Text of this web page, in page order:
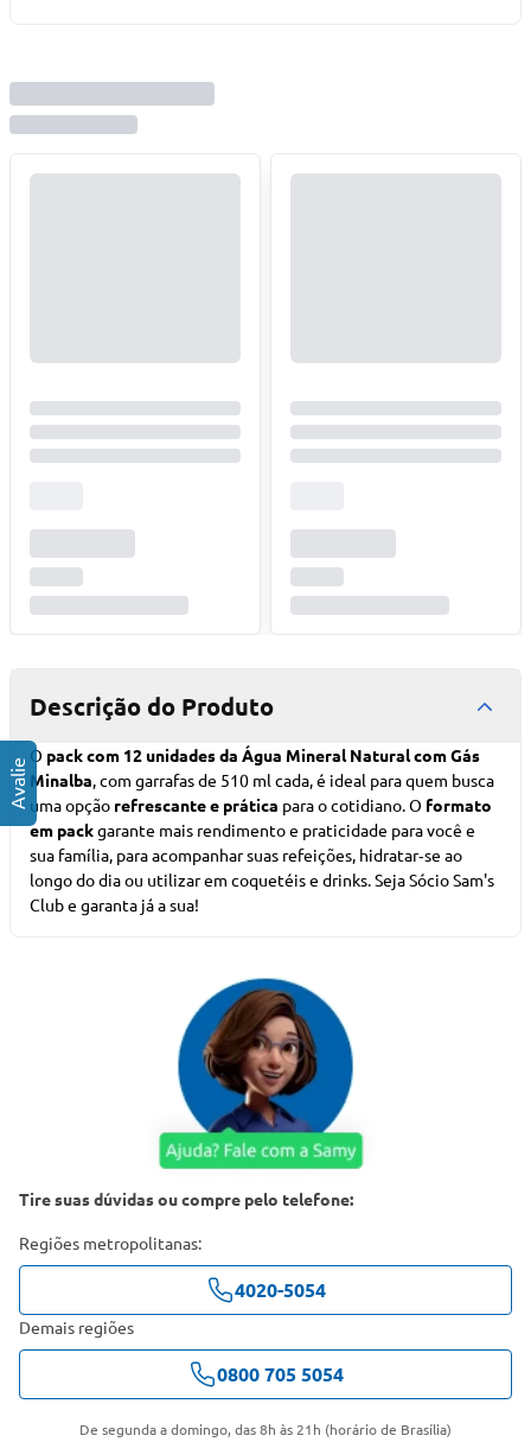
Descrição do Produto
O pack com 12 unidades da Água Mineral Natural com Gás
Minalba, com garrafas de 510 ml cada, é ideal para quem busca
uma opção refrescante e prática para o cotidiano. O formato
em packgarante mais rendimento e praticidade para você e
sua família, para acompanhar suas refeições, hidratar‑se ao
longo do dia ou utilizar em coquetéis e drinks.Seja Sócio Sam's
Clube garanta já a sua!
Tire suas dúvidas ou compre pelo telefone:
Regiões metropolitanas:
4020-5054
Demais regiões
0800 705 5054
De segunda a domingo, das 8h às 21h (horário de Brasília)